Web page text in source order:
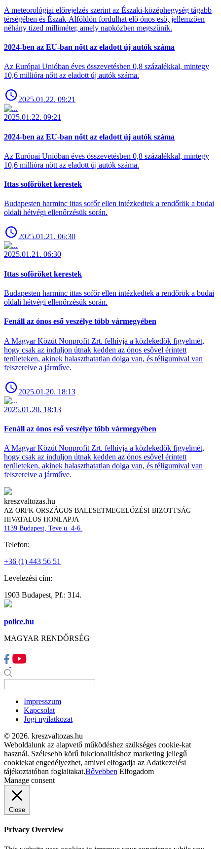
A meteorológiai előrejelzés szerint az Északi-középhegység tágabb
térségében és Észak-Alföldön fordulhat elő ónos eső, jellemzően
néhány tized milliméter, amely napközben megszűnik.
2024-ben az EU-ban nőtt az eladott új autók száma
Az Európai Unióban éves összevetésben 0,8 százalékkal, mintegy
10,6 millióra nőtt az eladott új autók száma.
2025.01.22. 09:21
2025.01.22. 09:21
2024-ben az EU-ban nőtt az eladott új autók száma
Az Európai Unióban éves összevetésben 0,8 százalékkal, mintegy
10,6 millióra nőtt az eladott új autók száma.
Ittas sofőröket kerestek
Budapesten harminc ittas sofőr ellen intézkedtek a rendőrök a budai
oldali hétvégi ellenőrzésük során.
2025.01.21. 06:30
2025.01.21. 06:30
Ittas sofőröket kerestek
Budapesten harminc ittas sofőr ellen intézkedtek a rendőrök a budai
oldali hétvégi ellenőrzésük során.
Fenáll az ónos eső veszélye több vármegyében
A Magyar Közút Nonprofit Zrt. felhívja a közlekedők figyelmét,
hogy csak az induljon útnak kedden az ónos esővel érintett
területeken, akinek halaszthatatlan dolga van, és téligumival van
felszerelve a járműve.
2025.01.20. 18:13
2025.01.20. 18:13
Fenáll az ónos eső veszélye több vármegyében
A Magyar Közút Nonprofit Zrt. felhívja a közlekedők figyelmét,
hogy csak az induljon útnak kedden az ónos esővel érintett
területeken, akinek halaszthatatlan dolga van, és téligumival van
felszerelve a járműve.
kreszvaltozas.hu
AZ ORFK-ORSZÁGOS BALESETMEGELŐZÉSI BIZOTTSÁG
HIVATALOS HONLAPJA
1139 Budapest, Teve u. 4-6.
Telefon:
+36 (1) 443 56 51
Levelezési cím:
1903 Budapest, Pf.: 314.
police.hu
MAGYAR RENDŐRSÉG
Impresszum
Kapcsolat
Jogi nyilatkozat
© 2026. kreszvaltozas.hu
Weboldalunk az alapvető működéshez szükséges cookie-kat
használ. Szélesebb körű fukcionalitáshoz marketing jellegű
cookiekat engedélyezhet, amivel elfogadja az Adatkezelési
tájékoztatóban foglaltakat.Bővebben Elfogadom
Manage consent
Close
Privacy Overview